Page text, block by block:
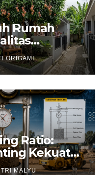
Rumah
ORIGAMI
Ratio:
Kekuatan
MALYU